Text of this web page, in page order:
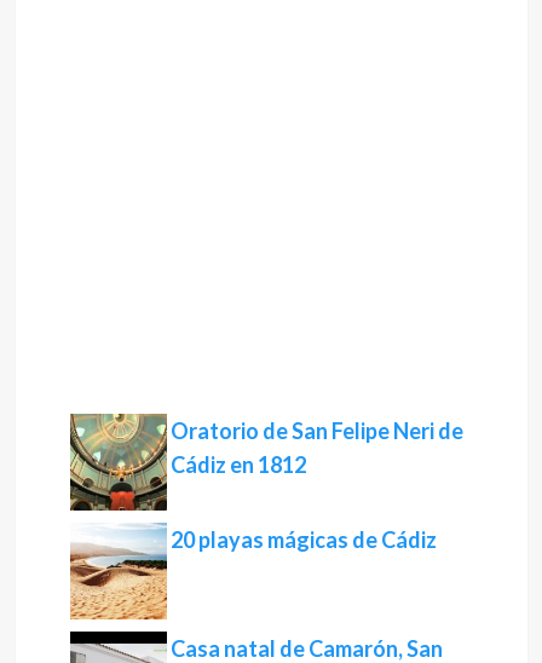
Oratorio de San Felipe Neri de
Cádiz en 1812
20 playas mágicas de Cádiz
Casa natal de Camarón, San